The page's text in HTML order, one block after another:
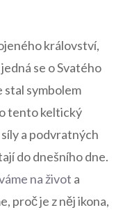
království,
se ‌o Svatého
stal symbolem
tento ⁢keltický
⁤a podvratných
do dnešního ⁣dne.
na ​život a⁣
proč ⁣je⁢ z ​něj‍ ikona,